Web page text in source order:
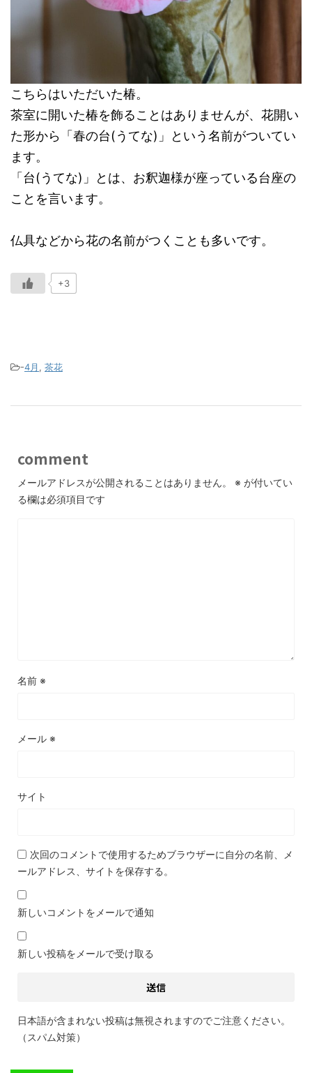
こちらはいただいた椿。
茶室に開いた椿を飾ることはありませんが、花開い
た形から「春の台(うてな)」という名前がついてい
ます。
「台(うてな)」とは、お釈迦様が座っている台座の
ことを言います。
仏具などから花の名前がつくことも多いです。
+3
-4月 , 茶花
comment
メールアドレスが公開されることはありません。 ※ が付いてい
る欄は必須項目です
名前 ※
メール ※
サイト
次回のコメントで使用するためブラウザーに自分の名前、メ
ールアドレス、サイトを保存する。
新しいコメントをメールで通知
新しい投稿をメールで受け取る
日本語が含まれない投稿は無視されますのでご注意ください。
（スパム対策）